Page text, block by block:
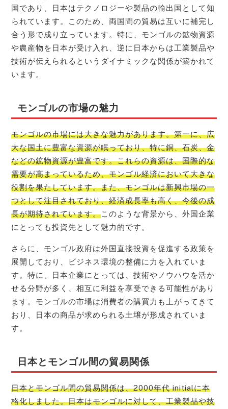
国であり、日本はテクノロジーや製品の輸出国として知
られています。このため、両国間の貿易は互いに補完し
合う形で成り立っています。特に、モンゴルの鉱物資源
や農産物を日本が受け入れ、逆に日本からは工業製品や
技術が伝えられるというダイナミックな関係が築かれて
います。
モンゴルの市場の魅力
モンゴルの市場には大きな魅力があります。第一に、広
大な国土に豊富な資源が眠っており、特に銅、石炭、金
などの鉱物資源が豊富です。これらの資源は、国際的な
需要が高まっているため、モンゴル経済において大きな
役割を果たしています。また、モンゴルは新興市場の一
つとして注目されており、経済成長率も高く、今後の成
長が期待されています。このような背景から、外国企業
にとっても投資先として魅力的です。
さらに、モンゴル政府は外国直接投資を促進する政策を
展開しており、ビジネス環境の整備に力を入れていま
す。特に、日本企業にとっては、技術やノウハウを活か
せる分野が多く、相互に利益を享受できる可能性があり
ます。モンゴルの市場は消費者の購買力も上がってきて
おり、日本の商品が求められる土壌が形成されていま
す。
日本とモンゴル間の貿易関係
日本とモンゴル間の貿易関係は、2000年代 initialに本
格化しました。日本はモンゴルに対して、工業製品や技